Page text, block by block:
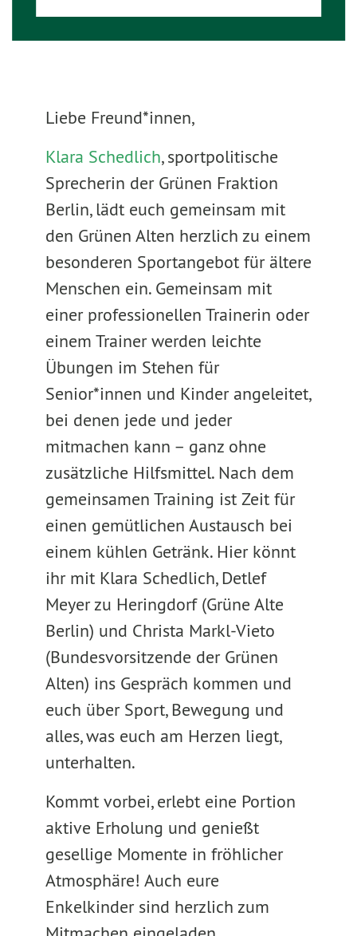
Liebe Freund*innen,
Klara Schedlich, sportpolitische
Sprecherin der Grünen Fraktion
Berlin, lädt euch gemeinsam mit
den Grünen Alten herzlich zu einem
besonderen Sportangebot für ältere
Menschen ein. Gemeinsam mit
einer professionellen Trainerin oder
einem Trainer werden leichte
Übungen im Stehen für
Senior*innen und Kinder angeleitet,
bei denen jede und jeder
mitmachen kann – ganz ohne
zusätzliche Hilfsmittel. Nach dem
gemeinsamen Training ist Zeit für
einen gemütlichen Austausch bei
einem kühlen Getränk. Hier könnt
ihr mit Klara Schedlich, Detlef
Meyer zu Heringdorf (Grüne Alte
Berlin) und Christa Markl-Vieto
(Bundesvorsitzende der Grünen
Alten) ins Gespräch kommen und
euch über Sport, Bewegung und
alles, was euch am Herzen liegt,
unterhalten.
Kommt vorbei, erlebt eine Portion
aktive Erholung und genießt
gesellige Momente in fröhlicher
Atmosphäre! Auch eure
Enkelkinder sind herzlich zum